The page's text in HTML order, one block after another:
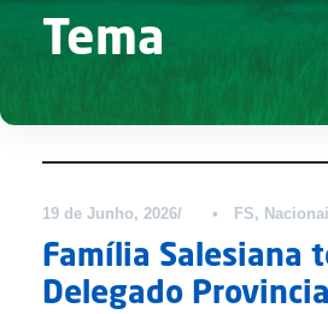
Tema
19 de Junho, 2026 • FS,
Família Salesiana
Delegado